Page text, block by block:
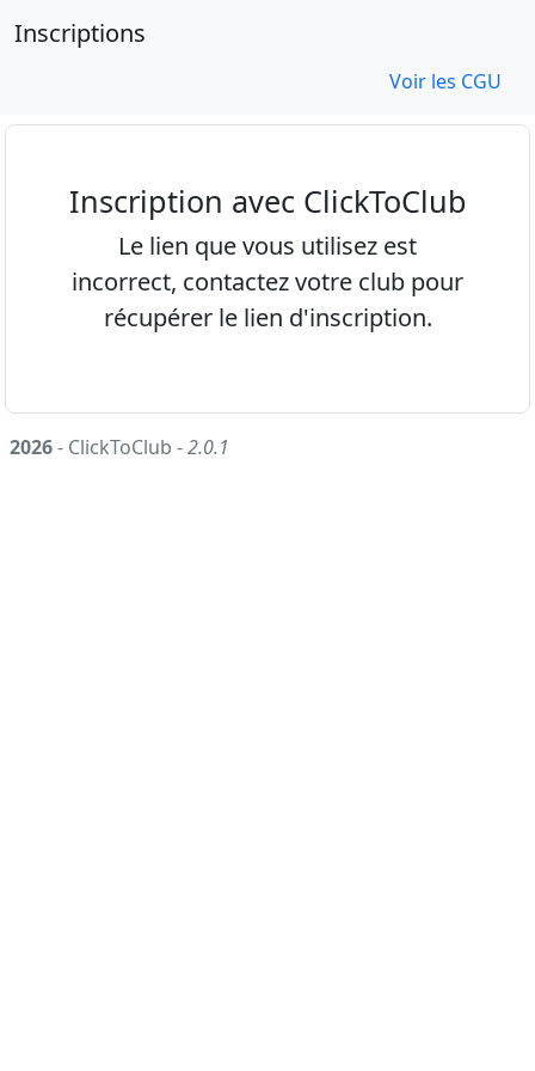
Inscriptions
Voir les CGU
Inscription avec ClickToClub
Le lien que vous utilisez est
incorrect, contactez votre club pour
récupérer le lien d'inscription.
2026- ClickToClub -2.0.1